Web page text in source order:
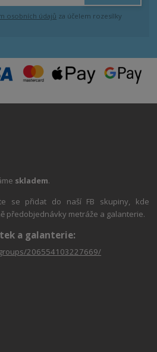
osobních údajů za účelem rozesílky
skladem.
se přidat do naší FB skupiny, kde
předobjednávky metráže a galanterie.
a galanterie:
206554103227669/